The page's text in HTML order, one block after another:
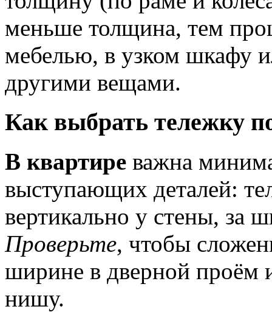
меньше толщина, тем
мебелью, в узком шкафу
другими вещами.
Как выбрать тележку
В квартире важна
выступающих деталей:
вертикально у стены, за
Проверьте, чтобы
ширине в дверной проём
нишу.